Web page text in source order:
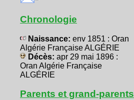
Chronologie
Naissance: env 1851 : Oran
Algérie Française ALGÉRIE
Décès: apr 29 mai 1896 :
Oran Algérie Française
ALGÉRIE
Parents et grand-parents